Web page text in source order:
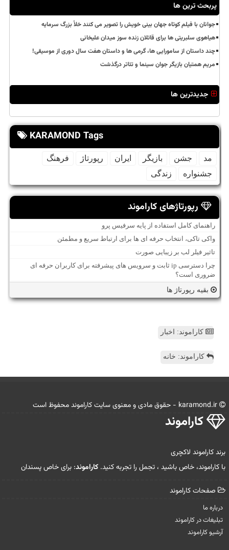
پربحث ترین ها
جوانان با فیلم کوتاه جهان بینی خویش را تصویر می کنند خلأ بزرگ سرمایه
هیاهوی سلبریتی ها برای قاتلان زنده سوز میدان علیخانی
چند داستان از سامورایی ها، گرمی ها و داستان هفت سال دوری از موسیقی!
مریم همتیان بازیگر جوان سینما و تئاتر درگذشت
جدیدترین ها
KARAMOND Tags
مد جشن بازیگر ایران رپورتاژ
فرهنگ
جشنواره
زندگی
رپورتاژهای کاراموند
راهنمای کامل استفاده از پایه سرفیس پرو
واکی تاکی، انتخاب حرفه ای ها برای ارتباط سریع و مطمئن
تاثیر فیلر لب بر زیبایی صورت
چرا دسترسی ip ثابت و سرویس های پیشرفته برای کاربران حرفه ای
ضروری است؟
بقیه رپورتاژ ها
کاراموند: اخبار
کاراموند: خانه
كاراموند
برند کاراموند لاکچری
با کاراموند، خاص باشید ، تجمل را تجربه کنید. کاراموند: برای خاص پسندان
صفحات كاراموند
درباره ما
تبلیغات در كاراموند
آرشیو كاراموند